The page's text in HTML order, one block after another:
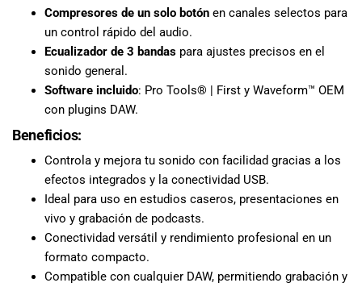
música con
Import Music
Ecuador!
Compresores de un solo botón en canales selectos para
un control rápido del audio.
Ecualizador de 3 bandas para ajustes precisos en el
sonido general.
Software incluido: Pro Tools® | First y Waveform™ OEM
con plugins DAW.
Beneficios:
Controla y mejora tu sonido con facilidad gracias a los
efectos integrados y la conectividad USB.
Ideal para uso en estudios caseros, presentaciones en
vivo y grabación de podcasts.
Conectividad versátil y rendimiento profesional en un
formato compacto.
Compatible con cualquier DAW, permitiendo grabación y